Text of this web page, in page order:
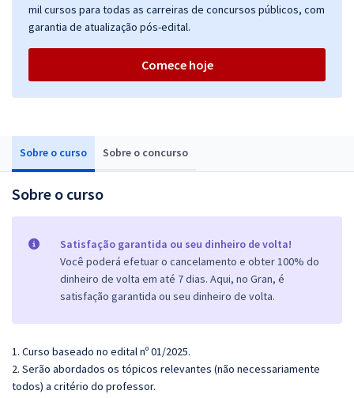
Sobre o curso Sobre o concurso
Sobre o curso
Satisfação garantida ou seu dinheiro de volta!
Você poderá efetuar o cancelamento e obter 100% do
dinheiro de volta em até 7 dias. Aqui, no Gran, é
satisfação garantida ou seu dinheiro de volta.
1. Curso baseado no edital nº 01/2025.
2. Serão abordados os tópicos relevantes (não necessariamente
todos) a critério do professor.
mil cursos para todas as carreiras de concursos públicos, com
garantia de atualização pós-edital.
Comece hoje